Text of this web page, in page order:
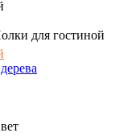
для гостиной